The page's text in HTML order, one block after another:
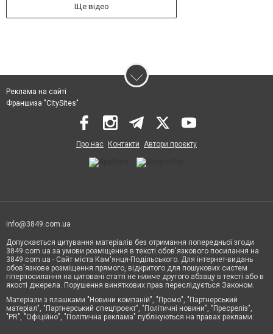
Ще відео
Реклама на сайті
Франшиза "CitySites"
Про нас Контакти Автори проєкту
info@3849.com.ua
Допускається цитування матеріалів без отримання попередньої згоди
3849.com.ua за умови розміщення в тексті обов'язкового посилання на
3849.com.ua - Сайт міста Кам'янця-Подільського. Для інтернет-видань
обов'язкове розміщення прямого, відкритого для пошукових систем
гіперпосилання на цитовані статті не нижче другого абзацу в тексті або в
якості джерела. Порушення виняткових прав переслідується Законом.
Матеріали з плашками "Новини компаній", "Промо", "Партнерський
матеріал", "Партнерський спецпроєкт", "Політичні новини", "Пресреліз",
"PR", "Офіційно", "Політична реклама" публікуються на правах реклами.